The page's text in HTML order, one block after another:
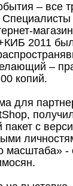
– все
2011
–
копий.
для
с
-